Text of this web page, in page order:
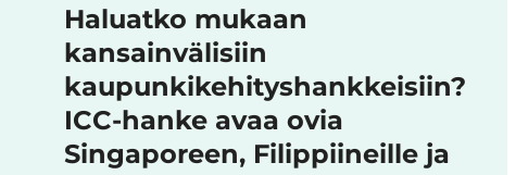
Haluatko mukaan
kansainvälisiin
kaupunkikehityshankkeisiin?
ICC-hanke avaa ovia
Singaporeen, Filippiineille ja